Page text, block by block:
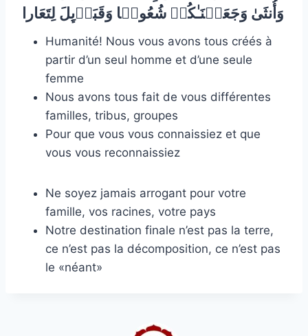
وَأُنثَىٰ وَجَعَلۡنَـٰكُمۡ شُعُوبࣰا وَقَبَاۤىِٕلَ لِتَعَارا
Humanité! Nous vous avons tous créés à
partir d’un seul homme et d’une seule
femme
Nous avons tous fait de vous différentes
familles, tribus, groupes
Pour que vous vous connaissiez et que
vous vous reconnaissiez
Ne soyez jamais arrogant pour votre
famille, vos racines, votre pays
Notre destination finale n’est pas la terre,
ce n’est pas la décomposition, ce n’est pas
le «néant»